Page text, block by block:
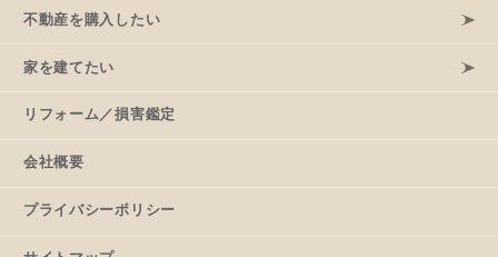
不動産を購入したい
家を建てたい
リフォーム／損害鑑定
会社概要
プライバシーポリシー